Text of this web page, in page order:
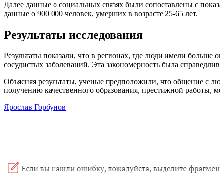
Далее данные о социальных связях были сопоставлены с
данные о 900 000 человек, умерших в возрасте 25-65 лет.
Результаты исследования
Результаты показали, что в регионах, где люди имели
сосудистых заболеваний. Эта закономерность была
Объясняя результаты, ученые предположили, что общение с
получению качественного образования, престижной работы,
Ярослав Горбунов